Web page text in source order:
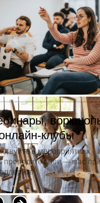
клубы
в мероприятиях
проводите свои — вас
университет, пошла
в школу. Проработав
поняла, что нужно
→